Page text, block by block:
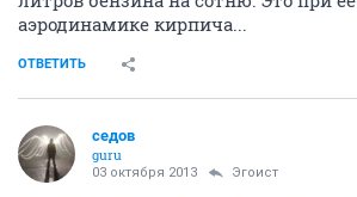
аэродинамике кирпича...
ОТВЕТИТЬ
седов
guru
03 октября 2013 Эгоист